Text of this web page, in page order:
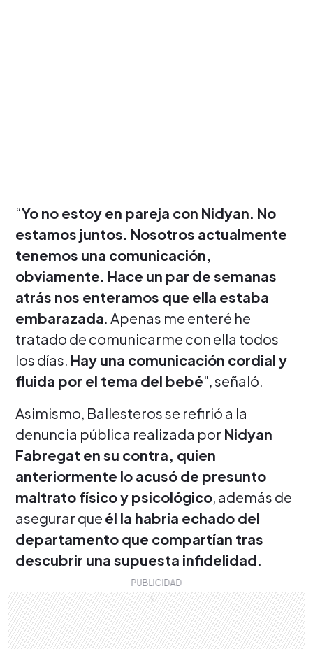
“Yo no estoy en pareja con Nidyan. No
estamos juntos. Nosotros actualmente
tenemos una comunicación,
obviamente. Hace un par de semanas
atrás nos enteramos que ella estaba
embarazada. Apenas me enteré he
tratado de comunicarme con ella todos
los días. Hay una comunicación cordial y
fluida por el tema del bebé", señaló.
Asimismo, Ballesteros se refirió a la
denuncia pública realizada por Nidyan
Fabregat en su contra, quien
anteriormente lo acusó de presunto
maltrato físico y psicológico, además de
asegurar que él la habría echado del
departamento que compartían tras
descubrir una supuesta infidelidad.